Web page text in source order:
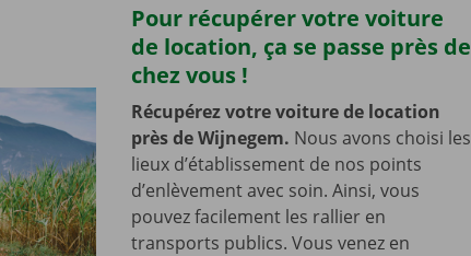
Pour récupérer votre voiture
de location, ça se passe près de
chez vous !
Récupérez votre voiture de location
près de Wijnegem. Nous avons choisi les
lieux d’établissement de nos points
d’enlèvement avec soin. Ainsi, vous
pouvez facilement les rallier en
transports publics. Vous venez en